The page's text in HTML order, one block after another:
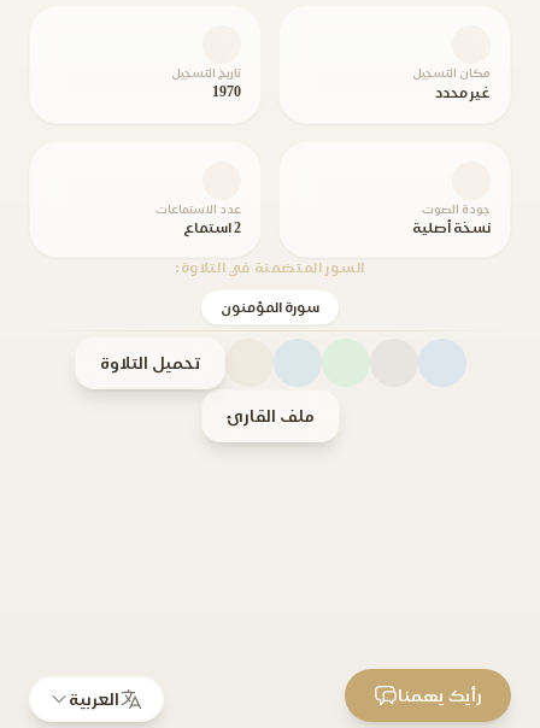
مكان التسجيل
غير محدد
تاريخ التسجيل
1970
جودة الصوت
نسخة أصلية
عدد الاستماعات
2 استماع
السور المتضمنة في التلاوة:
سورة المؤمنون
تحميل التلاوة
ملف القارئ
العربية رأيك يهمنا